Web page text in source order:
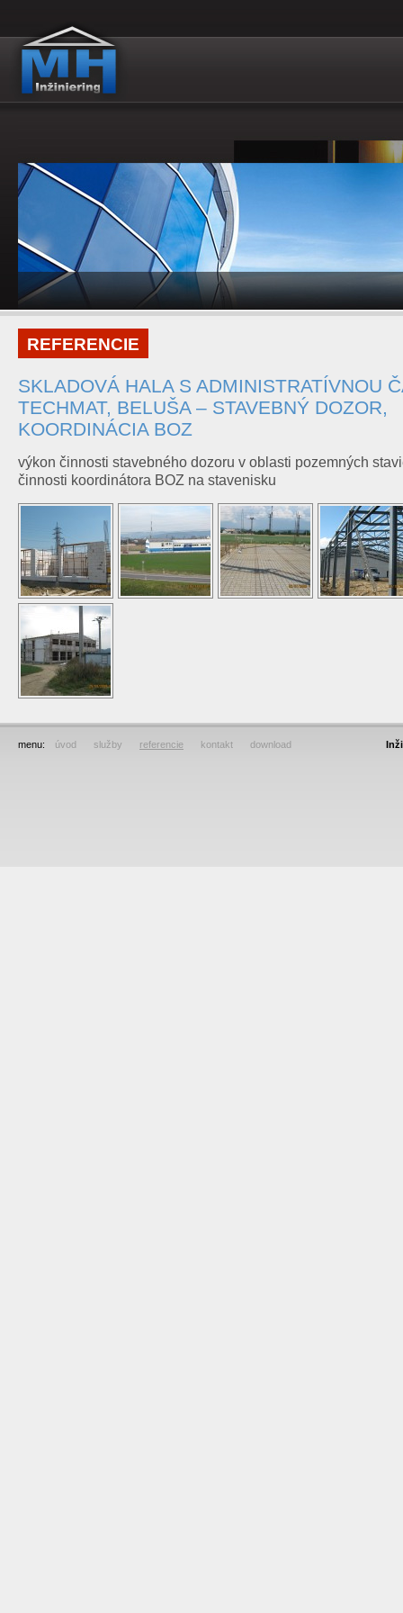
REFERENCIE
SKLADOVÁ HALA S ADMINISTRATÍVNOU
TECHMAT, BELUŠA – STAVEBNÝ DOZOR,
KOORDINÁCIA BOZ
výkon činnosti stavebného dozoru v oblasti pozemných
činnosti koordinátora BOZ na stavenisku
menu: úvod služby referencie kontakt download